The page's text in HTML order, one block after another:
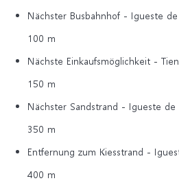
Nächster Busbahnhof - Igueste
100 m
Nächste Einkaufsmöglichkeit -
150 m
Nächster Sandstrand - Igueste de
350 m
Entfernung zum Kiesstrand -
400 m